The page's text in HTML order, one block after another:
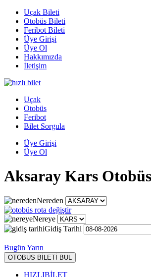
Uçak Bileti
Otobüs Bileti
Feribot Bileti
Üye Girişi
Üye Ol
Hakkımızda
İletişim
Uçak
Otobüs
Feribot
Bilet Sorgula
Üye Girişi
Üye Ol
Aksaray Kars
Nereden
Nereye
Gidiş Tarihi
Bugün Yarın
OTOBÜS BİLETİ BUL
HIZLIBİLET